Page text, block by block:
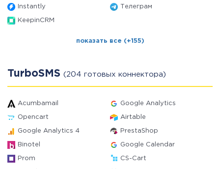
Instantly Телеграм
KeepinCRM
показать все (+155)
TurboSMS (204 готовых коннектора)
Acumbamail Google Analytics
Opencart Airtable
Google Analytics 4 PrestaShop
Binotel Google Calendar
Prom CS-Cart